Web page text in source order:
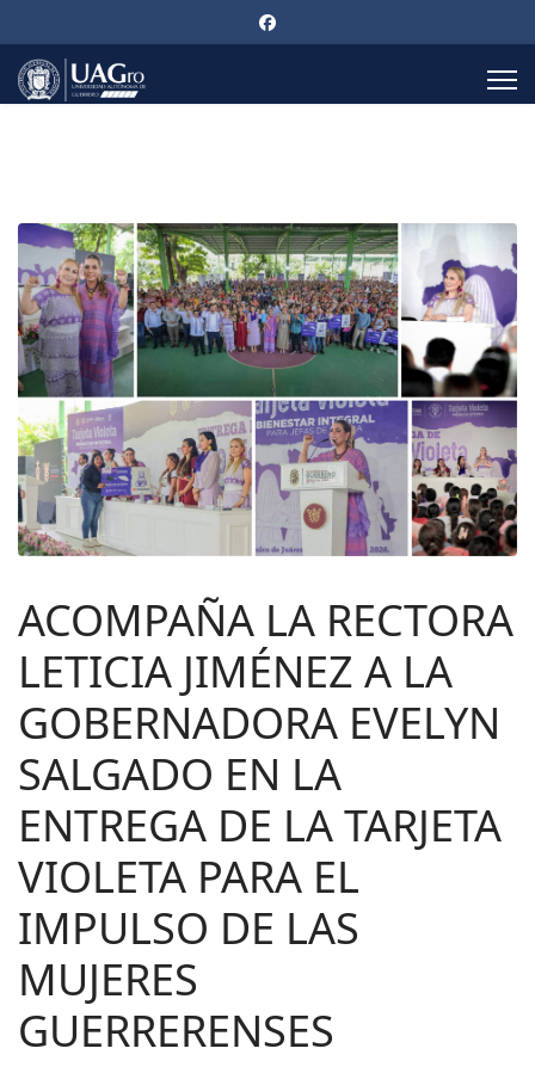
ACOMPAÑA LA RECTORA
LETICIA JIMÉNEZ A LA
GOBERNADORA EVELYN
SALGADO EN LA
ENTREGA DE LA TARJETA
VIOLETA PARA EL
IMPULSO DE LAS
MUJERES
GUERRERENSES